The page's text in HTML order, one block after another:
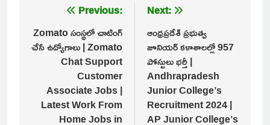
navigation
Previous:
Zomato సంస్థలో చాటింగ్
చేసే ఉద్యోగాలు | Zomato
Chat Support
Customer
Associate Jobs |
Latest Work From
Home Jobs in
Next:
ఆంధ్రప్రదేశ్ ప్రభుత్వ
జూనియర్ కళాశాలల్లో 957
పోస్టులు భర్తీ |
Andhrapradesh
Junior College’s
Recruitment 2024 |
AP Junior College’s